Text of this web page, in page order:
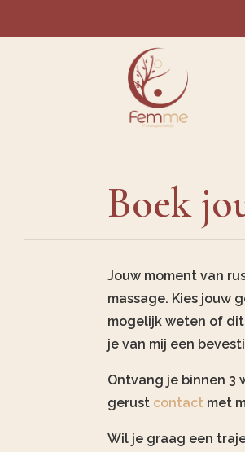
Boek
Jouw moment van
massage. Kies jouw
mogelijk weten of
je van mij een
Ontvang je binnen 3
gerust contact met
Wil je graag een